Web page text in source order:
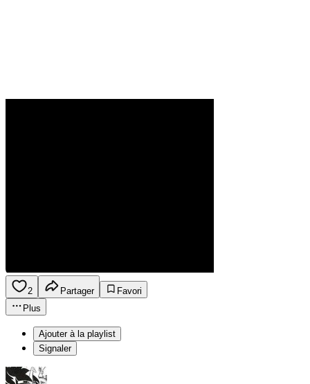
2 Partager
Favori
Plus
Ajouter à la playlist
Signaler